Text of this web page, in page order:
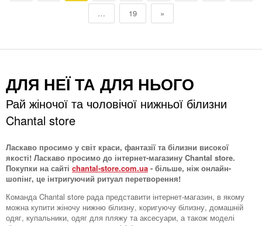
…
19 »
ДЛЯ НЕЇ ТА ДЛЯ НЬОГО
Рай жіночої та чоловічої нижньої білизни
Chantal store
Ласкаво просимо у світ краси, фантазії та білизни високої
якості! Ласкаво просимо до інтернет-магазину Chantal store.
Покупки на сайті chantal-store.com.ua - більше, ніж онлайн-
шопінг, це інтригуючий ритуал перетворення!
Команда Chantal store рада представити інтернет-магазин, в якому
можна купити жіночу нижню білизну, коригуючу білизну, домашній
одяг, купальники, одяг для пляжу та аксесуари, а також моделі